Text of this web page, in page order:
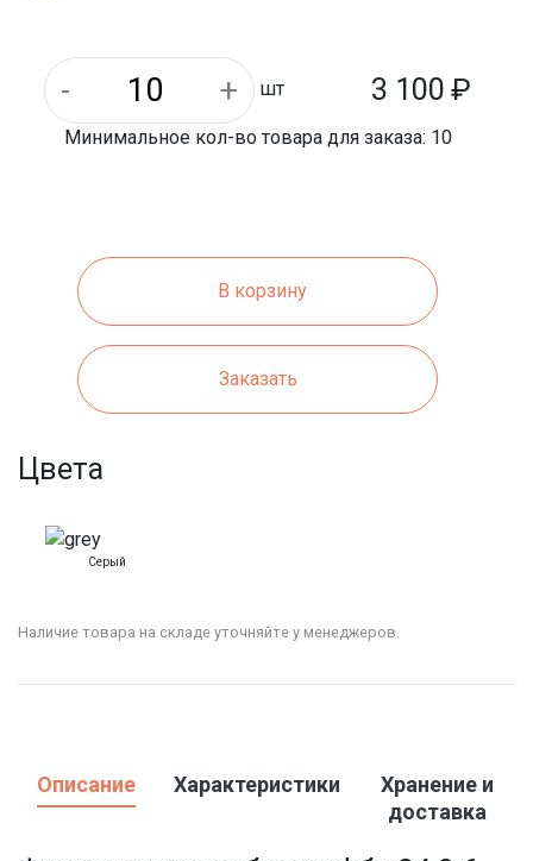
шт 3 100 ₽
Минимальное кол-во товара для заказа: 10
В корзину
Заказать
Цвета
Серый
Наличие товара на складе уточняйте у менеджеров.
Описание Характеристики
Хранение и
доставка